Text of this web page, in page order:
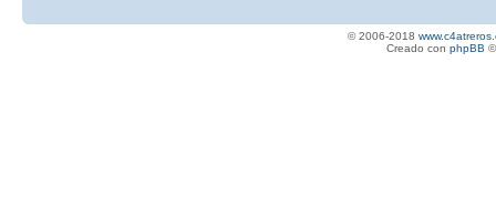
© 2006-2018
Creado con phpBB